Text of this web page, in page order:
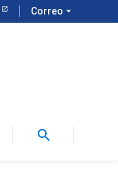
Correo arrow_drop_down
search